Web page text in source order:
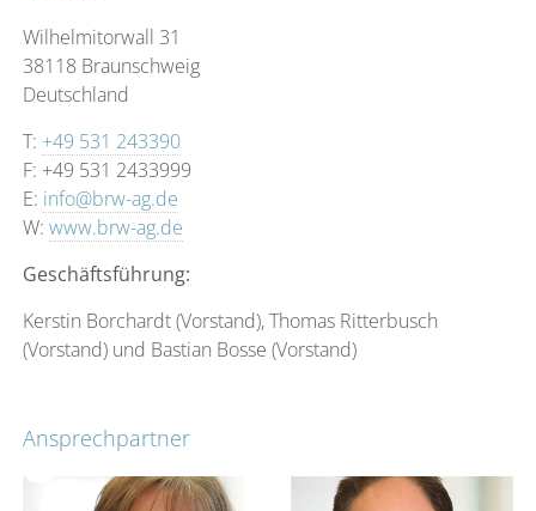
Wilhelmitorwall 31
38118 Braunschweig
Deutschland
T: +49 531 243390
F: +49 531 2433999
E: info@brw-ag.de
W:www.brw-ag.de
Geschäftsführung:
Kerstin Borchardt (Vorstand), Thomas Ritterbusch
(Vorstand) und Bastian Bosse (Vorstand)
Ansprechpartner